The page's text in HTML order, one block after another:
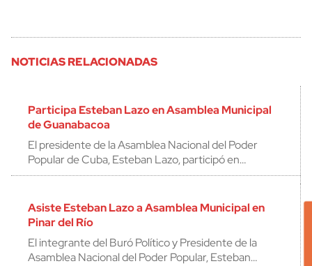
NOTICIAS RELACIONADAS
Participa Esteban Lazo en Asamblea Municipal
de Guanabacoa
El presidente de la Asamblea Nacional del Poder
Popular de Cuba, Esteban Lazo, participó en…
Asiste Esteban Lazo a Asamblea Municipal en
Pinar del Río
El integrante del Buró Político y Presidente de la
Asamblea Nacional del Poder Popular, Esteban…